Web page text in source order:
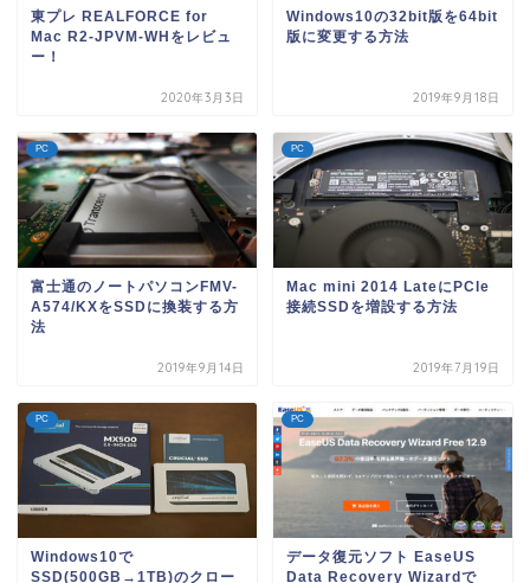
東プレ REALFORCE for
Mac R2-JPVM-WHをレビュ
ー！
2020年3月3日
Windows10の32bit版を64bit
版に変更する方法
2019年9月18日
PC
富士通のノートパソコンFMV-
A574/KXをSSDに換装する方
法
2019年9月14日
PC
Mac mini 2014 LateにPCIe
接続SSDを増設する方法
2019年7月19日
PC
Windows10で
SSD(500GB→1TB)のクロー
PC
データ復元ソフト EaseUS
Data Recovery Wizardで